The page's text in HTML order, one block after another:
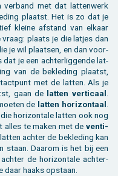
ver­band met dat lat­ten­werk
plaatst. Het is zo dat je
klei­ne af­stand van el­kaar
plaats je die lat­jes dan
je wil plaat­sen, en dan voor­
dat je een ach­ter­lig­gen­de lat­
van de be­kle­ding plaatst,
met de lat­ten. Als je
gaan de lat­ten ver­ti­caal.
de lat­ten ho­ri­zon­taal.
ho­ri­zon­ta­le lat­ten ook nog
alles te maken met de ven­ti­
ach­ter de be­kle­ding kan
staan. Daar­om is het bij een
de ho­ri­zon­ta­le ach­ter­
daar haaks op­staan.